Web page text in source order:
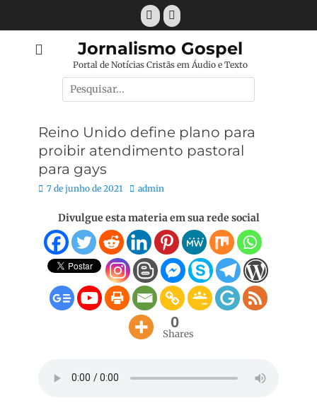
conteúdo
Facebook
E-
mail
Jornalismo Gospel
Portal de Notícias Cristãs em Áudio e Texto
Pesquisar
por:
Reino Unido define plano para
proibir atendimento pastoral
para gays
Posted
7 de junho de 2021 Autor:
admin
Divulgue esta materia em sua rede social
0
Shares